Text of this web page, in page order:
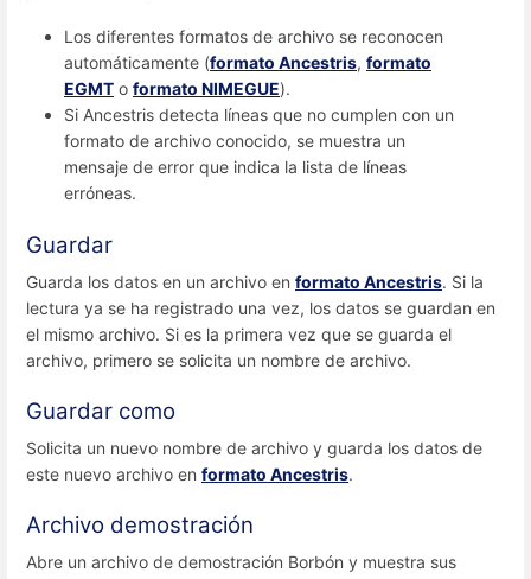
Los diferentes formatos de archivo se reconocen
automáticamente (formato Ancestris, formato
EGMT o formato NIMEGUE).
Si Ancestris detecta líneas que no cumplen con un
formato de archivo conocido, se muestra un
mensaje de error que indica la lista de líneas
erróneas.
Guardar
Guarda los datos en un archivo en formato Ancestris. Si la
lectura ya se ha registrado una vez, los datos se guardan en
el mismo archivo. Si es la primera vez que se guarda el
archivo, primero se solicita un nombre de archivo.
Guardar como
Solicita un nuevo nombre de archivo y guarda los datos de
este nuevo archivo en formato Ancestris.
Archivo demostración
Abre un archivo de demostración Borbón y muestra sus